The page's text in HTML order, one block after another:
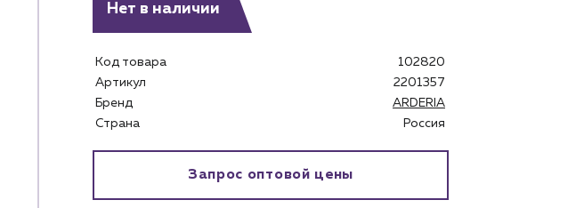
Нет в наличии
Код товара
102820
Артикул
2201357
Бренд
ARDERIA
Страна
Россия
Запрос оптовой цены